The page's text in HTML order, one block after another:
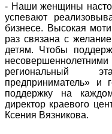
- Наши женщины
успевают
бизнесе. Высокая
раз связана с
детям. Чтобы
региональный
предприниматель» и
поддержку на
директор краевого
Ксения Вязникова.